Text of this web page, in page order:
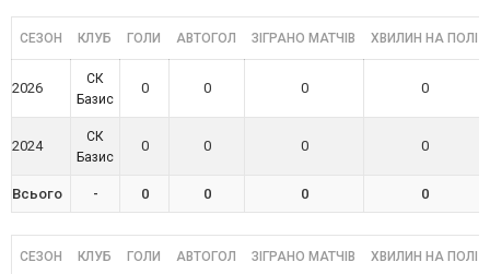
СЕЗОН КЛУБ ГОЛИ АВТОГОЛ ЗІГРАНО МАТЧІВ ХВИЛИН НА ПОЛІ
2026
СК
Базис
0 0 0 0
2024
СК
Базис
0 0 0 0
Всього - 0 0 0 0
СЕЗОН КЛУБ ГОЛИ АВТОГОЛ ЗІГРАНО МАТЧІВ ХВИЛИН НА ПОЛІ